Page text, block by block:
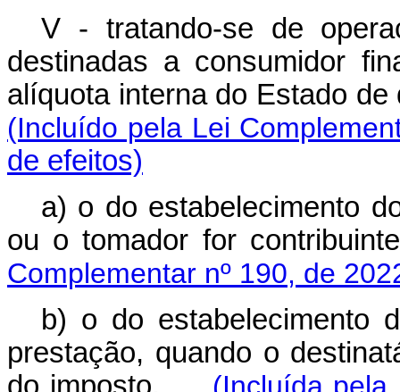
V - tratando-se de
destinadas a consumidor
alíquota interna do Estado
(Incluído pela Lei
de efeitos)
a) o do estabelecimento
ou o tomador for
Complementar nº 190, de
b) o do estabelecimento
prestação, quando o